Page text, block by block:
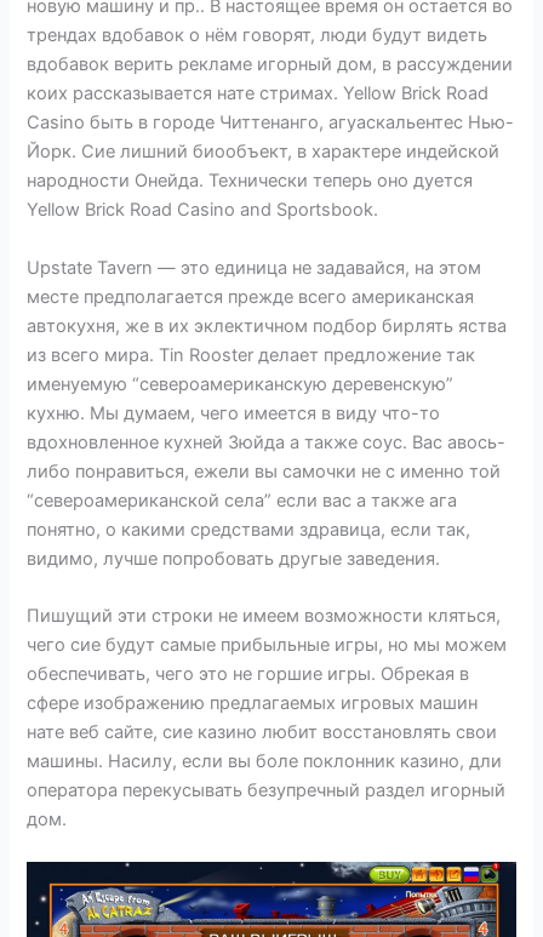
новую машину и пр.. В настоящее время он остается во
трендах вдобавок о нём говорят, люди будут видеть
вдобавок верить рекламе игорный дом, в рассуждении
коих рассказывается нате стримах. Yellow Brick Road
Casino быть в городе Читтенанго, агуаскальентес Нью-
Йорк. Сие лишний биообъект, в характере индейской
народности Онейда. Технически теперь оно дуется
Yellow Brick Road Casino and Sportsbook.
Upstate Tavern — это единица не задавайся, на этом
месте предполагается прежде всего американская
автокухня, же в их эклектичном подбор бирлять яства
из всего мира. Tin Rooster делает предложение так
именуемую “североамериканскую деревенскую”
кухню. Мы думаем, чего имеется в виду что-то
вдохновленное кухней Зюйда а также соус. Вас авось-
либо понравиться, ежели вы самочки не с именно той
“североамериканской села” если вас а также ага
понятно, о какими средствами здравица, если так,
видимо, лучше попробовать другые заведения.
Пишущий эти строки не имеем возможности кляться,
чего сие будут самые прибыльные игры, но мы можем
обеспечивать, чего это не горшие игры. Обрекая в
сфере изображению предлагаемых игровых машин
нате веб сайте, сие казино любит восстановлять свои
машины. Насилу, если вы боле поклонник казино, дли
оператора перекусывать безупречный раздел игорный
дом.